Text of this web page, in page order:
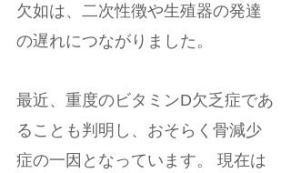
欠如は、二次性徴や生殖器の発達
の遅れにつながりました。
最近、重度のビタミンD欠乏症であ
ることも判明し、おそらく骨減少
症の一因となっています。 現在は